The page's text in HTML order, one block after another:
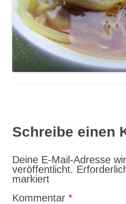
Schreibe einen
Deine E-Mail-Adresse
veröffentlicht.
markiert
Kommentar *